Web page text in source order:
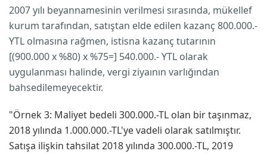
2007 yılı beyannamesinin verilmesi sırasında, mükellef
kurum tarafından, satıştan elde edilen kazanç 800.000.-
YTL olmasına rağmen, istisna kazanç tutarının
[(900.000 x %80) x %75=] 540.000.- YTL olarak
uygulanması halinde, vergi ziyaının varlığından
bahsedilemeyecektir.
"Örnek 3: Maliyet bedeli 300.000.-TL olan bir taşınmaz,
2018 yılında 1.000.000.-TL'ye vadeli olarak satılmıştır.
Satışa ilişkin tahsilat 2018 yılında 300.000.-TL, 2019